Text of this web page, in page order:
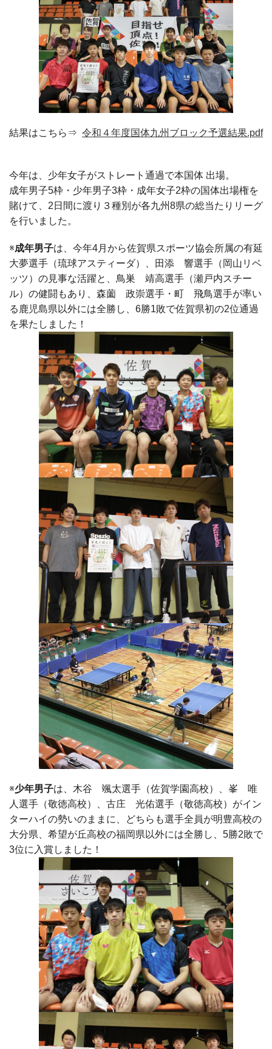
結果はこちら⇒ 令和４年度国体九州ブロック予選結果.pdf
今年は、少年女子がストレート通過で本国体 出場。
成年男子5枠・少年男子3枠・成年女子2枠の国体出場権を
賭けて、2日間に渡り３種別が各九州8県の総当たりリーグ
を行いました。
※成年男子は、今年4月から佐賀県スポーツ協会所属の有延
大夢選手（琉球アスティーダ）、田添 響選手（岡山リベ
ッツ）の見事な活躍と、鳥巣 靖高選手（瀬戸内スチー
ル）の健闘もあり、森薗 政崇選手・町 飛鳥選手が率い
る鹿児島県以外には全勝し、6勝1敗で佐賀県初の2位通過
を果たしました！
※少年男子は、木谷 颯太選手（佐賀学園高校）、峯 唯
人選手（敬徳高校）、古庄 光佑選手（敬徳高校）がイン
ターハイの勢いのままに、どちらも選手全員が明豊高校の
大分県、希望が丘高校の福岡県以外には全勝し、5勝2敗で
3位に入賞しました！